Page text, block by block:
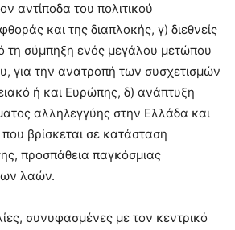
αντίποδα του πολιτικού
και της διαπλοκής, γ) διεθνείς
τη σύμπηξη ενός μεγάλου μετώπου
για την ανατροπή των συσχετισμών
ή και Ευρώπης, δ) ανάπτυξη
αλληλεγγύης στην Ελλάδα και
βρίσκεται σε κατάσταση
προσπάθεια παγκόσμιας
λαών.
συνυφασμένες με τον κεντρικό